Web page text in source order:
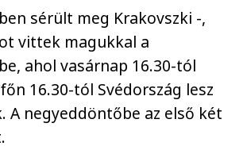
sérült meg Krakovszki -,
vittek magukkal a
ahol vasárnap 16.30-tól
16.30-tól Svédország lesz
A negyeddöntőbe az első két